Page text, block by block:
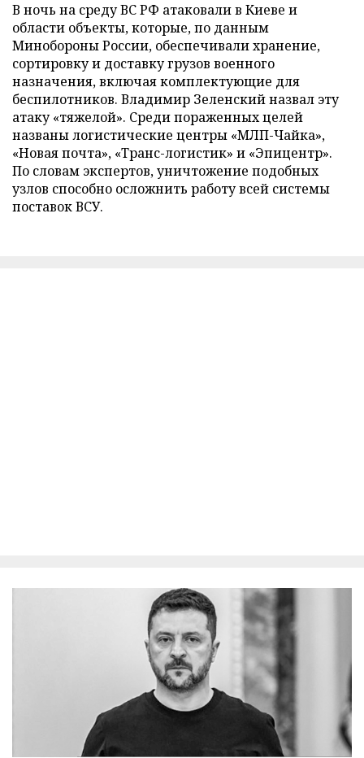
В ночь на среду ВС РФ атаковали в Киеве и
области объекты, которые, по данным
Минобороны России, обеспечивали хранение,
сортировку и доставку грузов военного
назначения, включая комплектующие для
беспилотников. Владимир Зеленский назвал эту
атаку «тяжелой». Среди пораженных целей
названы логистические центры «МЛП-Чайка»,
«Новая почта», «Транс-логистик» и «Эпицентр».
По словам экспертов, уничтожение подобных
узлов способно осложнить работу всей системы
поставок ВСУ.